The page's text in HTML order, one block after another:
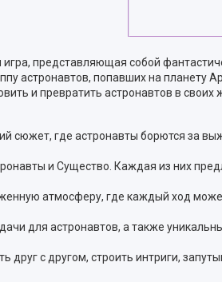
представляющая собой
астронавтов, попавших на
и превратить астронавтов в своих
сюжет, где астронавты борются за
и Существо. Каждая из них
атмосферу, где каждый ход
для астронавтов, а также
друг с другом, строить интриги,